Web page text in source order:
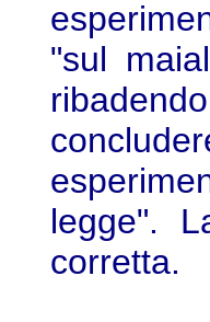
"sul
legge".
corretta.